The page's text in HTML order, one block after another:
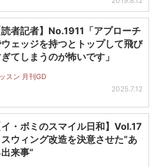
読者記者】No.1911「アプローチ
ェッジを持つとトップして飛び
てしまうのが怖いです」
スン 月刊GD
2025.7.12
イ・ボミのスマイル日和】Vol.17
ウィング改造を決意させた”あ
来事”